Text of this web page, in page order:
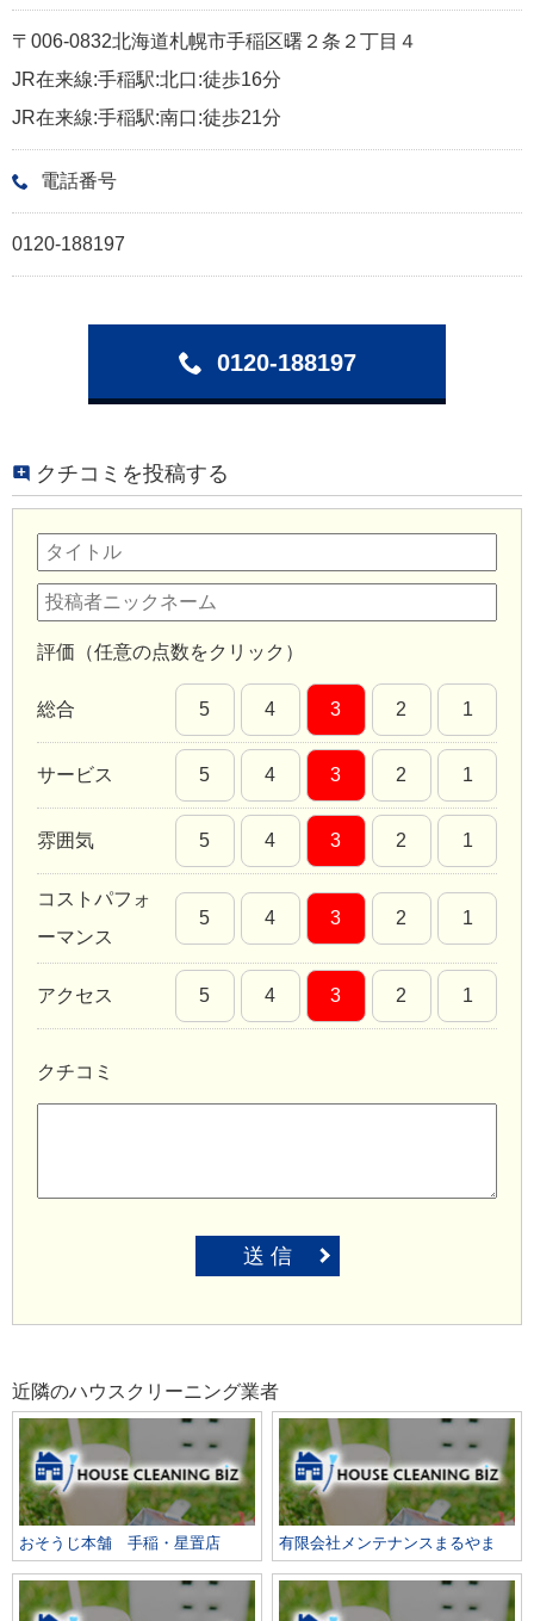
〒006-0832北海道札幌市手稲区曙２条２丁目４
JR在来線:手稲駅:北口:徒歩16分
JR在来線:手稲駅:南口:徒歩21分
電話番号
0120-188197
0120-188197
クチコミを投稿する
評価（任意の点数をクリック）
総合 5 4 3 2 1
サービス 5 4 3 2 1
雰囲気 5 4 3 2 1
コストパフォ
ーマンス
5 4 3 2 1
アクセス 5 4 3 2 1
クチコミ
送 信
近隣のハウスクリーニング業者
おそうじ本舗 手稲・星置店 有限会社メンテナンスまるやま